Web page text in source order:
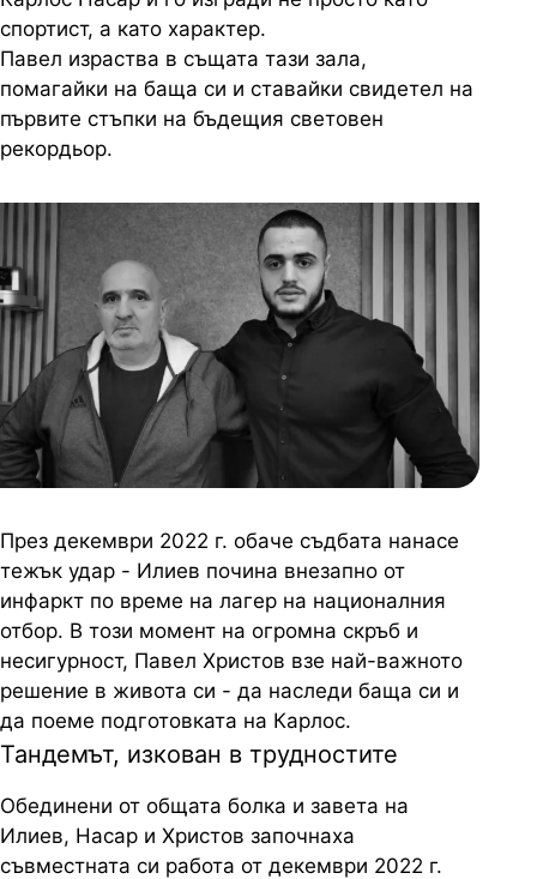
спортист, а като характер.
Павел израства в същата тази зала,
помагайки на баща си и ставайки свидетел на
първите стъпки на бъдещия световен
рекордьор.
През декември 2022 г. обаче съдбата нанасе
тежък удар - Илиев почина внезапно от
инфаркт по време на лагер на националния
отбор. В този момент на огромна скръб и
несигурност, Павел Христов взе най-важното
решение в живота си - да наследи баща си и
да поеме подготовката на Карлос.
Тандемът, изкован в трудностите
Обединени от общата болка и завета на
Илиев, Насар и Христов започнаха
съвместната си работа от декември 2022 г.